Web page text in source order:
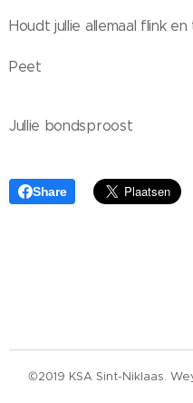
Houdt jullie allemaal flink
Peet
Jullie bondsproost
Share
©2019 KSA Sint-Niklaas.